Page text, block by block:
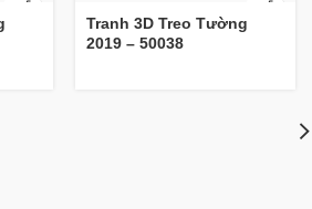
Tranh 3D Treo Tường
2019 – 50038